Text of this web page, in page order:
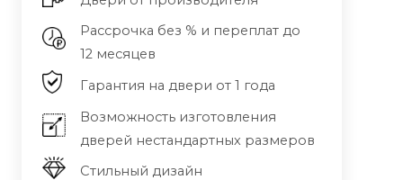
Рассрочка без % и переплат до
12 месяцев
Гарантия на двери от 1 года
Возможность изготовления
дверей нестандартных размеров
Стильный дизайн